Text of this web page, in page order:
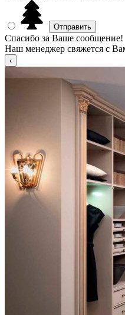
Спасибо за Ваше сообщение!
Наш менеджер свяжется с